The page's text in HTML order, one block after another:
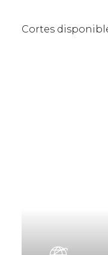
Cortes